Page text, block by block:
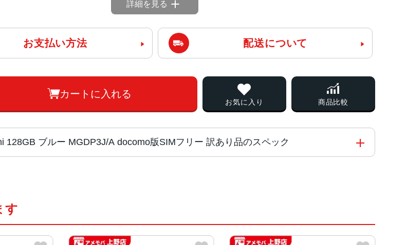
詳細を見る
お支払い方法 配送について
カートに入れる
お気に入り 商品比較
128GB ブルー MGDP3J/A docomo版SIMフリー 訳あり品のスペック
133g
す